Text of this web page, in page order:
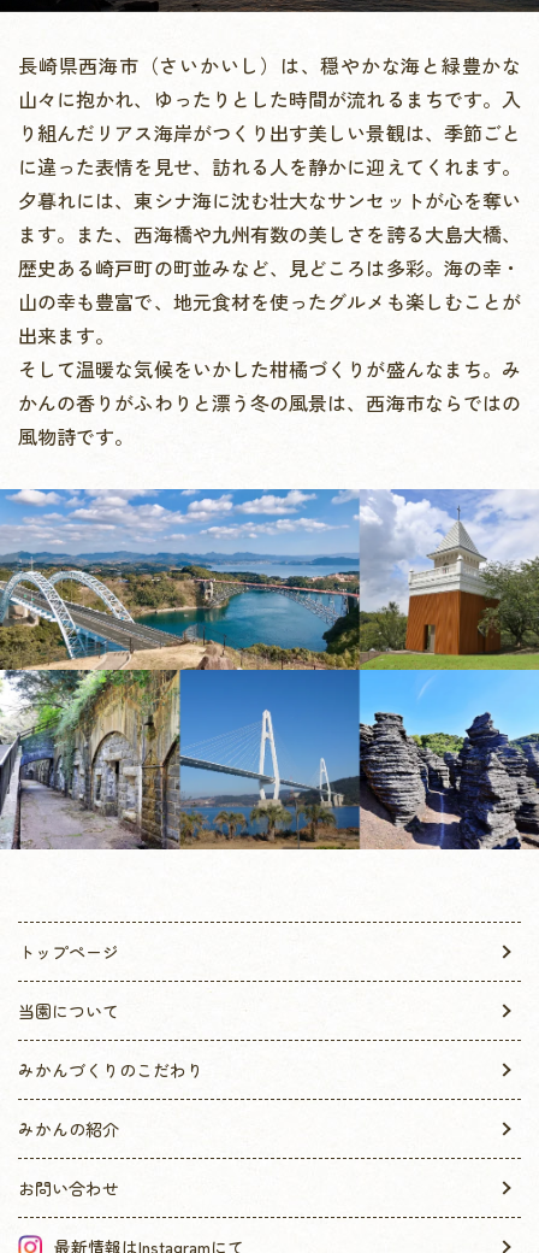
長崎県西海市（さいかいし）は、穏やかな海と緑豊かな
山々に抱かれ、
ゆったりとした時間が流れるまちです。 入
り組んだリアス海岸がつくり出す美しい景観は、 季節ごと
に違った表情を見せ、訪れる人を静かに迎えてくれます。
夕暮れには、東シナ海に沈む壮大なサンセットが心を奪い
ます。 また、西海橋や九州有数の美しさを誇る大島大橋、
歴史ある崎戸町の町並みなど、見どころは多彩。 海の幸・
山の幸も豊富で、地元食材を使ったグルメも楽しむことが
出来ます。
そして温暖な気候をいかした柑橘づくりが盛んなまち。 み
かんの香りがふわりと漂う冬の風景は、西海市ならではの
風物詩です。
トップページ
当園について
みかんづくりのこだわり
みかんの紹介
お問い合わせ
最新情報はInstagramにて